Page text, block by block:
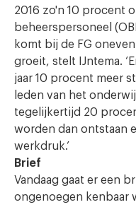
2016 zo'n 10 procent
beheerspersoneel
komt bij de FG
groeit, stelt IJntema.
jaar 10 procent meer
leden van het
tegelijkertijd 20
worden dan ontstaan
werkdruk.’
Brief
Vandaag gaat er een
ongenoegen kenbaar